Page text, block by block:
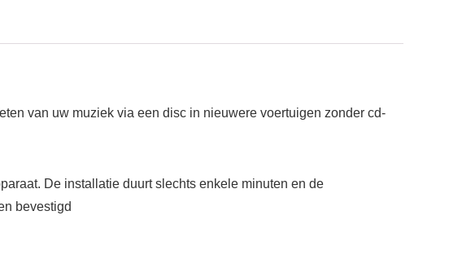
van uw muziek via een disc in nieuwere voertuigen zonder cd-
De installatie duurt slechts enkele minuten en de
bevestigd